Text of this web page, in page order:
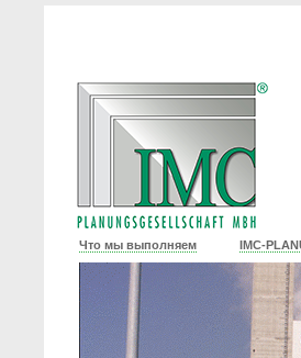
Что мы выполняем IMC-